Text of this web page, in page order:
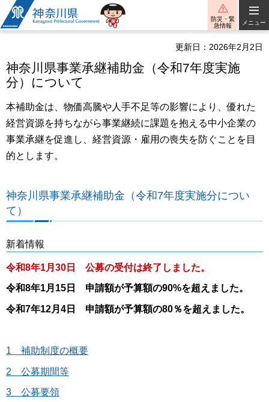
神奈川県
防災・緊
急情報
メニュー
更新日：2026年2月2日
神奈川県事業承継補助金（令和7年度実施
分）について
本補助金は、物価高騰や人手不足等の影響により、優れた
経営資源を持ちながら事業継続に課題を抱える中小企業の
事業承継を促進し、経営資源・雇用の喪失を防ぐことを目
的とします。
神奈川県事業承継補助金（令和7年度実施分につい
て）
新着情報
令和8年1月30日 公募の受付は終了しました。
令和8年1月15日 申請額が予算額の90%を超えました。
令和7年12月4日 申請額が予算額の80％を超えました。
1 補助制度の概要
2 公募期間等
3 公募要領